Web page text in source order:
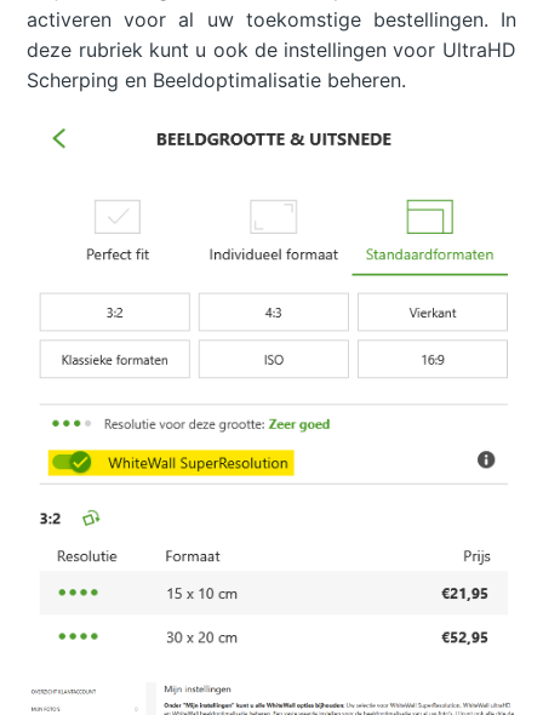
activeren voor al uw toekomstige bestellingen. In
deze rubriek kunt u ook de instellingen voor UltraHD
Scherping en Beeldoptimalisatie beheren.